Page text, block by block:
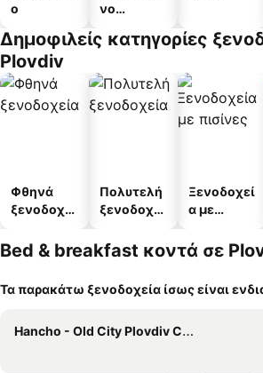
ο
νο
α
Δημοφιλείς κατηγορίες
Plovdiv
Φθηνά
ξενοδοχεί
Πολυτελή
ξενοδοχεί
Ξενοδοχεί
α με
Bed & breakfast κοντά σε
Τα παρακάτω ξενοδοχεία ίσως είναι
Hancho - Old City Plovdiv Center